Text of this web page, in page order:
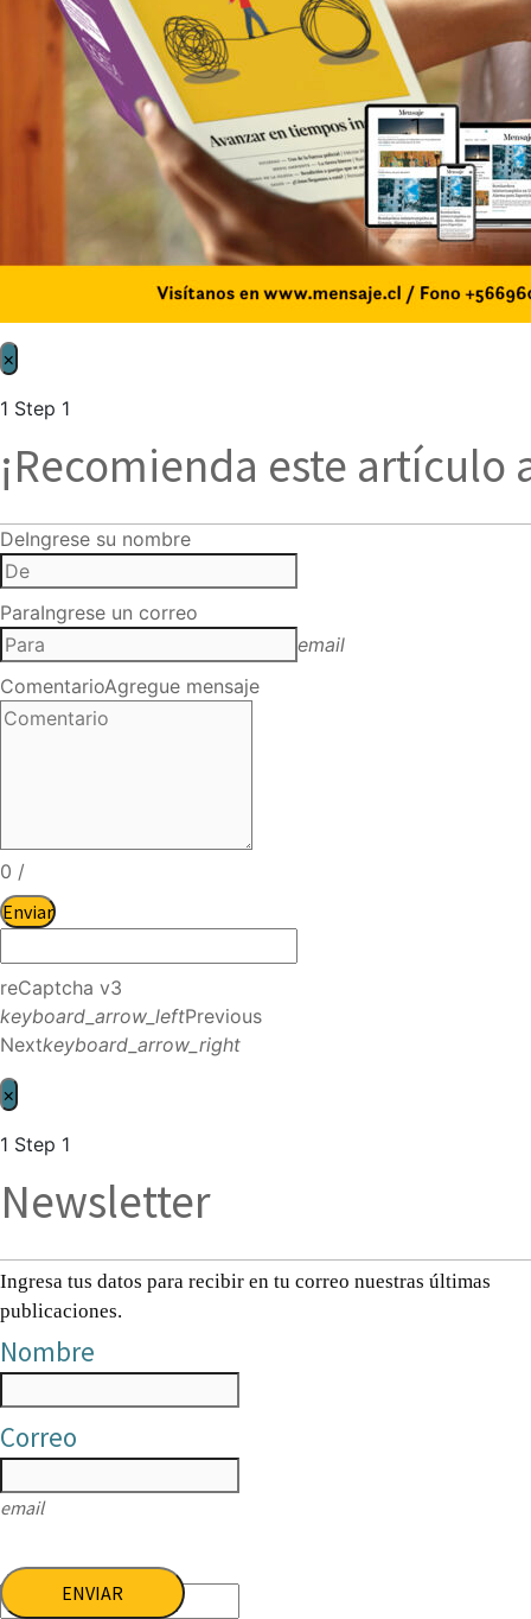
×
1 Step 1
¡Recomienda este artículo
DeIngrese su nombre
ParaIngrese un correo
email
ComentarioAgregue mensaje
0 /
Enviar
reCaptcha v3
keyboard_arrow_leftPrevious
Nextkeyboard_arrow_right
×
1 Step 1
Newsletter
Ingresa tus datos para recibir en tu correo nuestras últimas
publicaciones.
Nombre
Correo
email
ENVIAR